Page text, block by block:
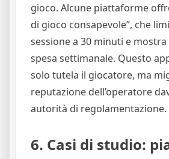
gioco. Alcune piattaforme
di gioco consapevole”, che
sessione a 30 minuti e
spesa settimanale. Questo
solo tutela il giocatore, ma
reputazione dell’operatore
autorità di regolamentazione.
6. Casi di studio: